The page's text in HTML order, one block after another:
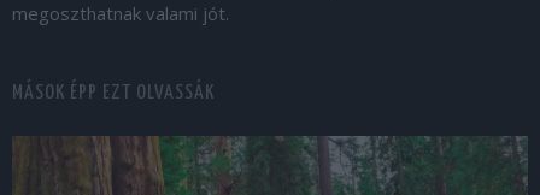
megoszthatnak valami jót.
MÁSOK ÉPP EZT OLVASSÁK